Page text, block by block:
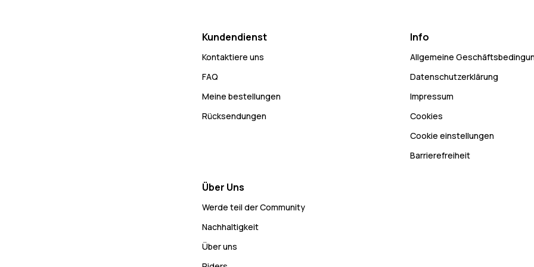
Kundendienst
Kontaktiere uns
FAQ
Meine bestellungen
Rücksendungen
Info
Allgemeine
Datenschutzerklärung
Impressum
Cookies
Cookie einstellungen
Barrierefreiheit
Über Uns
Werde teil der Community
Nachhaltigkeit
Über uns